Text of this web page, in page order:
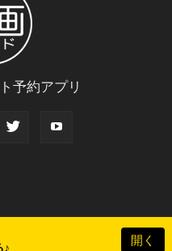
♪
開く
予約アプリ
All Rights Reserved.